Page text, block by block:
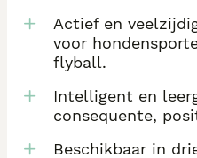
Actief en
voor
flyball.
Intelligent en
consequente,
Beschikbaar in